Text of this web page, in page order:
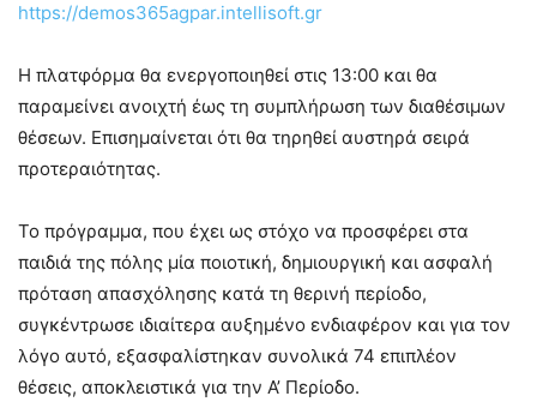
https://demos365agpar.intellisoft.gr
Η πλατφόρμα θα ενεργοποιηθεί στις 13:00 και θα
παραμείνει ανοιχτή έως τη συμπλήρωση των διαθέσιμων
θέσεων. Επισημαίνεται ότι θα τηρηθεί αυστηρά σειρά
προτεραιότητας.
Το πρόγραμμα, που έχει ως στόχο να προσφέρει στα
παιδιά της πόλης μία ποιοτική, δημιουργική και ασφαλή
πρόταση απασχόλησης κατά τη θερινή περίοδο,
συγκέντρωσε ιδιαίτερα αυξημένο ενδιαφέρον και για τον
λόγο αυτό, εξασφαλίστηκαν συνολικά 74 επιπλέον
θέσεις, αποκλειστικά για την Α’ Περίοδο.